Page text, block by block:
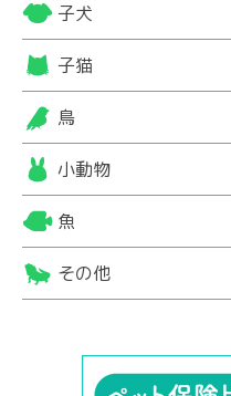
子犬
子猫
鳥
小動物
魚
その他